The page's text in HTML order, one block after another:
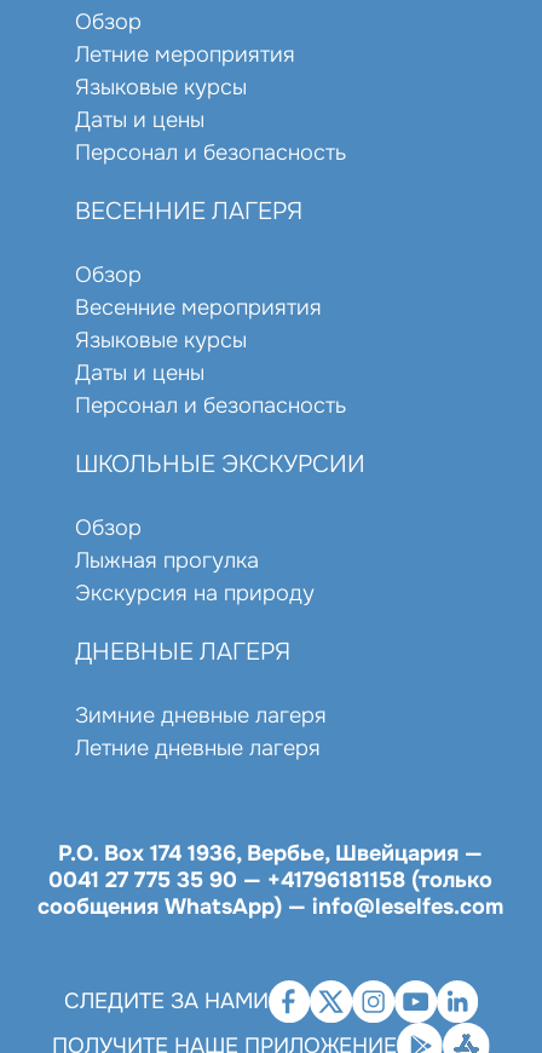
Обзор
Летние мероприятия
Языковые курсы
Даты и цены
Персонал и безопасность
ВЕСЕННИЕ ЛАГЕРЯ
Обзор
Весенние мероприятия
Языковые курсы
Даты и цены
Персонал и безопасность
ШКОЛЬНЫЕ ЭКСКУРСИИ
Обзор
Лыжная прогулка
Экскурсия на природу
ДНЕВНЫЕ ЛАГЕРЯ
Зимние дневные лагеря
Летние дневные лагеря
P.O. Box 174 1936, Вербье, Швейцария —
0041 27 775 35 90 — +41796181158 (только
сообщения WhatsApp) —info@leselfes.com
СЛЕДИТЕ ЗА НАМИ
ПОЛУЧИТЕ НАШЕ ПРИЛОЖЕНИЕ